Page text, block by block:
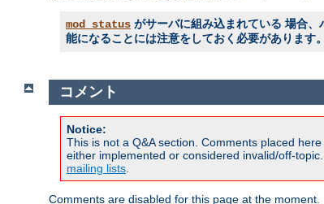
mod_status がサーバに組み込まれている 場合、
能になることには注意をしておく必要があります
コメント
Notice:
This is not a Q&A section. Comments placed
either implemented or considered invalid/off-
mailing lists
Comments are disabled for this page at the moment.